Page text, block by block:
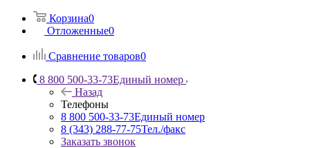
Корзина0
Отложенные0
Сравнение товаров0
8 800 500-33-73Единый номер
Назад
Телефоны
8 800 500-33-73Единый номер
8 (343) 288-77-75Тел./факс
Заказать звонок